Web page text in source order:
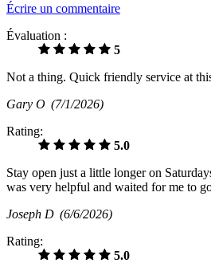
Écrire un commentaire
Évaluation :
5
Not a thing. Quick friendly service at
Gary O (7/1/2026)
Rating:
5.0
Stay open just a little longer on
was very helpful and waited for me to
Joseph D (6/6/2026)
Rating:
5.0